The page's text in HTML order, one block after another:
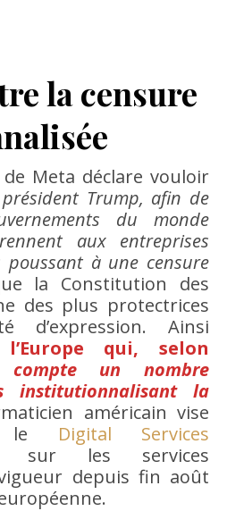
la censure
Meta déclare vouloir
Trump, afin de
du monde
aux entreprises
poussant à une censure
la Constitution des
des plus protectrices
d’expression. Ainsi
qui, selon
compte un nombre
institutionnalisant la
américain vise
le Digital Services
sur les services
depuis fin août